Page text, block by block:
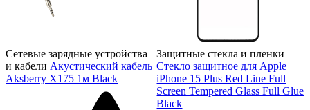
Сетевые зарядные устройства
и кабели Акустический кабель
Aksberry X175 1м Black
Защитные стекла и пленки
Стекло защитное для Apple
iPhone 15 Plus Red Line Full
Screen Tempered Glass Full Glue
Black